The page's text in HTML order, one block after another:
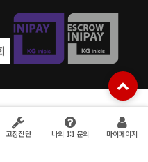
고장진단 나의 1:1 문의 마이페이지